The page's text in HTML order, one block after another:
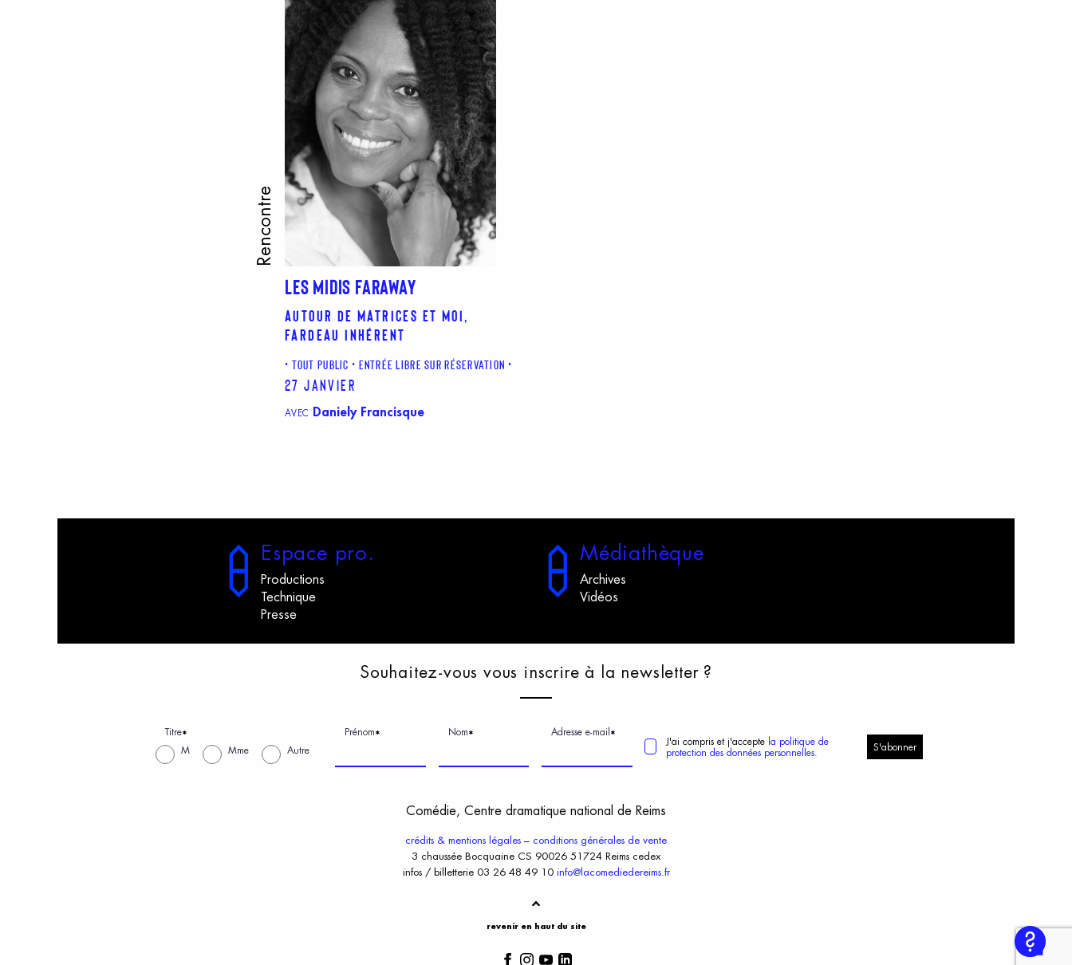
Rencontre
LES MIDIS FARAWAY
Autour de Matrices et Moi,
fardeau inhérent
TOUT PUBLIC ENTRÉE LIBRE SUR RÉSERVATION
27 janvier
AVEC Daniely Francisque
Espace pro.
Productions
Technique
Presse
Médiathèque
Archives
Vidéos
Souhaitez-vousvous i nscrire à a newsletter ?
Titre*
M Mme Autre
Prénom* Nom* Adresse e-mail * J'ai compris et j'accepte la politique de
protection des données personnelles.
S'abonner
Comédie, Centre dramatique national de Reims
crédits & mentions légales – conditions générales de vente
3 chaussée Bocquaine CS 90026 51724 Reims cedex
infos / billetterie 03 26 48 49 10 info@lacomediedereims.fr
revenir en haut du site